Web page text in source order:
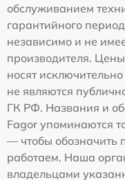
обслуживанием
гарантийного
независимо и не
производителя.
носят
не являются
ГК РФ. Названия и
Fagor упоминаются
— чтобы обозначить
работаем. Наша
владельцами